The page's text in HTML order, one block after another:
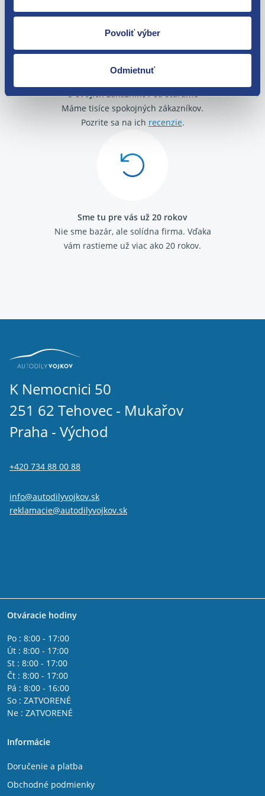
Povoliť výber
Odmietnuť
Citroen C4 2004 - 2013 2.0 HDi
Citroen C5 2008- 2.0 HDi
Citroen C8 2.0 HDi
Citroen Jumpy 2007- 2.0 16V HDi 88/100 kW
Citroen Jumpy 2007- 2.0 HDi 16V 94/120kW
Citroen C4 Picasso / G.Picasso 2006 - 2015 2.0 HDi
O svojich zákazníkov sa staráme
Máme tisíce spokojných zákazníkov.
Pozrite sa na ich recenzie.
Sme tu pre vás už 20 rokov
Nie sme bazár, ale solídna firma. Vďaka
vám rastieme už viac ako 20 rokov.
K Nemocnici 50
251 62 Tehovec - Mukařov
Praha - Východ
+420 734 88 00 88
info@autodilyvojkov.sk
reklamacie@autodilyvojkov.sk
Otváracie hodiny
Po : 8:00 - 17:00
Út : 8:00 - 17:00
St : 8:00 - 17:00
Čt : 8:00 - 17:00
Pá : 8:00 - 16:00
So : ZATVORENÉ
Ne : ZATVORENÉ
Informácie
Doručenie a platba
Obchodné podmienky